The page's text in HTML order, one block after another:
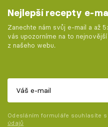
Nejlepší recepty e-
Zanechte nám svůj e-mail a až
vás upozorníme na to
z našeho webu.
Odesláním formuláře souhlasíte s
údajů